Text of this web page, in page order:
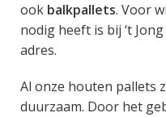
ook balkpallets. Voor
nodig heeft is bij ‘t
adres.
Al onze houten pallets
duurzaam. Door het